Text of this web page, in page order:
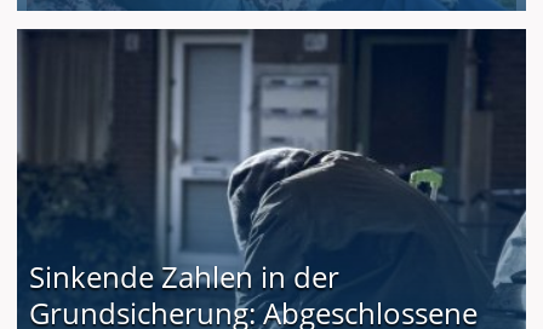
Sinkende Zahlen in der
Grundsicherung: Abgeschlossene